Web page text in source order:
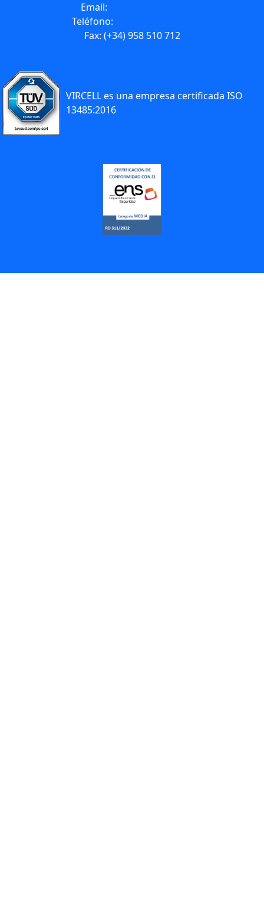
Email:
Teléfono:
Fax: (+34) 958 510 712
VIRCELL es una empresa certificada ISO
13485:2016